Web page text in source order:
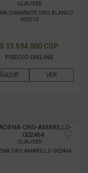
GLAUSER
DIAMANTE ORO BLANCO
002510
$ 13.594.000 COP
PRECIO ONLINE
VER
GLAUSER
ORO AMARILLO 002464